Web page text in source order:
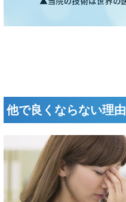
他で良くならない理由